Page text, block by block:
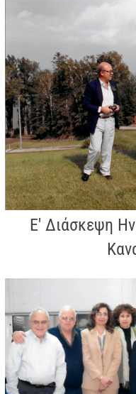
Ε' Διάσκεψη